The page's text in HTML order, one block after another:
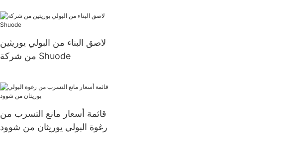
لاصق البناء من البولي يوريثين
من شركة Shuode
قائمة أسعار مانع التسرب من
رغوة البولي يوريثان من شوود